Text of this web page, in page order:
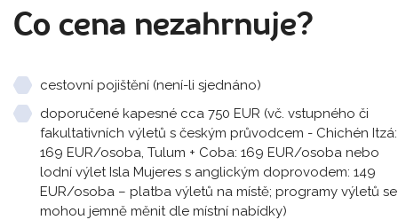
Co cena nezahrnuje?
cestovní pojištění (není-li sjednáno)
doporučené kapesné cca 750 EUR (vč. vstupného či
fakultativních výletů s českým průvodcem - Chichén Itzá:
169 EUR/osoba, Tulum + Coba: 169 EUR/osoba nebo
lodní výlet Isla Mujeres s anglickým doprovodem: 149
EUR/osoba – platba výletů na místě; programy výletů se
mohou jemně měnit dle místní nabídky)